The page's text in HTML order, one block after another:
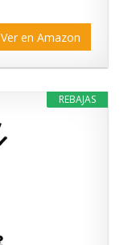
Ver en Amazon
REBAJAS